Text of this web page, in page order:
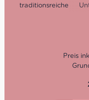
traditionsreiche
Kochzeit: 12